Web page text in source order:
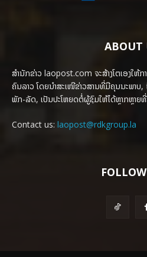
ABOUT
ສຳນັກຂ່າວ laopost.com ຈະສ້າງໂຕເອງໃຫ້
ຄົນລາວ ໂດຍນຳສະເໜີຂ່າວສານທີ່ມີຄຸນນະພາບ,
ພັກ-ລັດ, ເປັນປະໂຫຍດຕໍ່ຜູ້ຊົມໃຫ້ໄດ້ຫຼາກຫຼາຍ
Contact us: laopost@rdkgroup.la